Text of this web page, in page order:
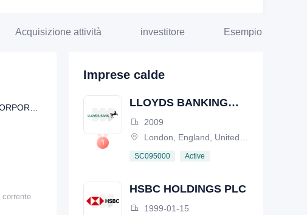
Acquisizione attività investitore Esempio di
corrente
Imprese calde
LLOYDS BANKING
GROUP PLC
2009
London, England, United Kingdom
SC095000 Active
HSBC HOLDINGS PLC
1999-01-15